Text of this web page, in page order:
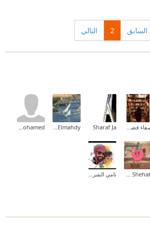
السابق 2 التالي
صفاء فضلاوي Sharaf Ja
Eman Elmahdy
amr mohamed
Tarek Shehab نامي الشريف ✨